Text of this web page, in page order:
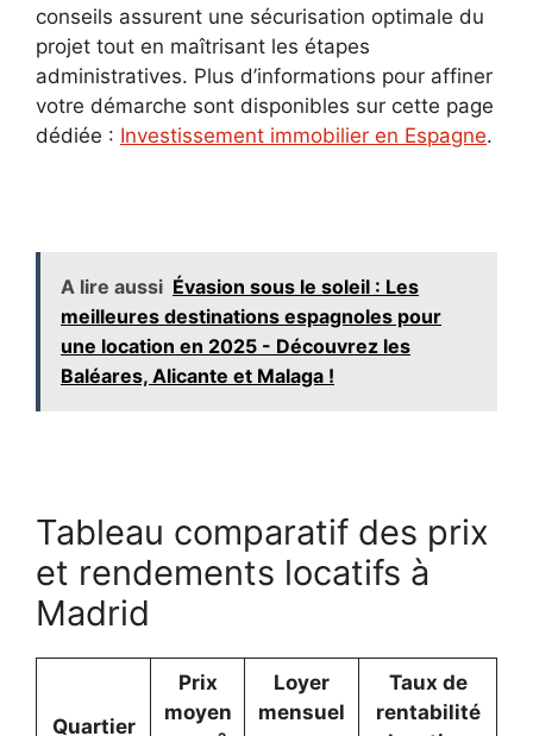
conseils assurent une sécurisation optimale du
projet tout en maîtrisant les étapes
administratives. Plus d’informations pour affiner
votre démarche sont disponibles sur cette page
dédiée : Investissement immobilier en Espagne.
A lire aussi Évasion sous le soleil : Les
meilleures destinations espagnoles pour
une location en 2025 - Découvrez les
Baléares, Alicante et Malaga !
Tableau comparatif des prix
et rendements locatifs à
Madrid
Quartier
Prix
moyen
Loyer
mensuel
Taux de
rentabilité